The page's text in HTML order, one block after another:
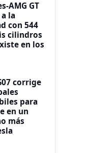
AMG GT
a la
con 544
cilindros
en los
corrige
para
en un
más